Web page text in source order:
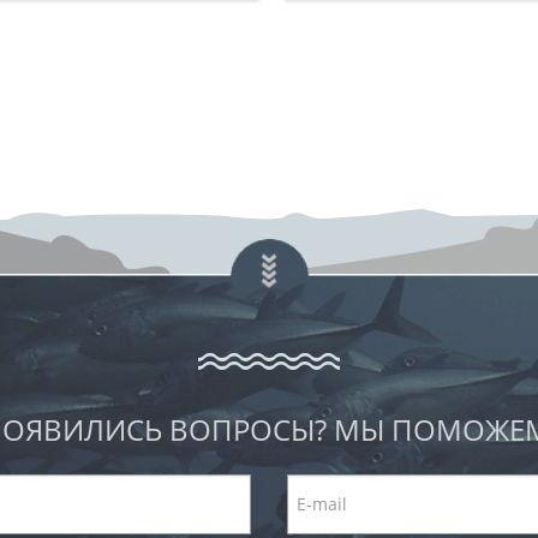
ВОПРОСЫ? МЫ